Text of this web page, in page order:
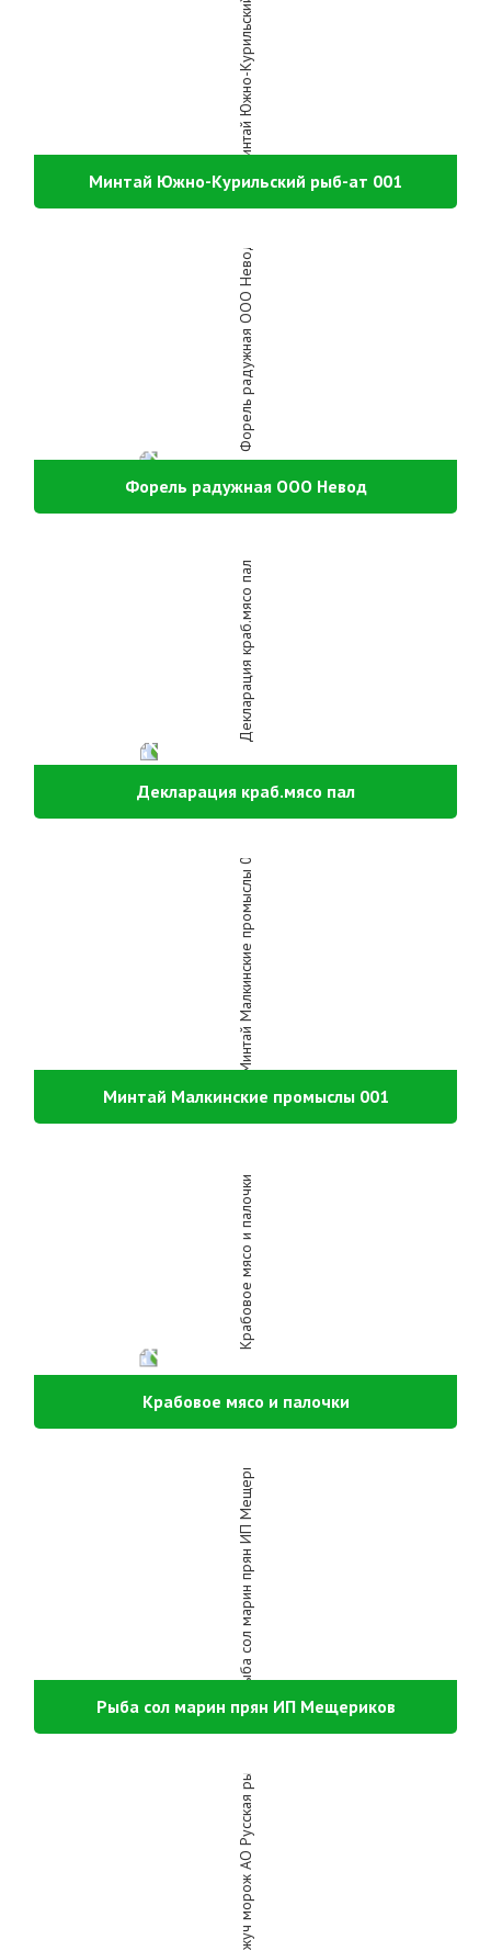
Минтай Южно-Курильский рыб-ат 001
Форель радужная ООО Невод
Декларация краб.мясо пал
Минтай Малкинские промыслы 001
Крабовое мясо и палочки
Рыба сол марин прян ИП Мещериков